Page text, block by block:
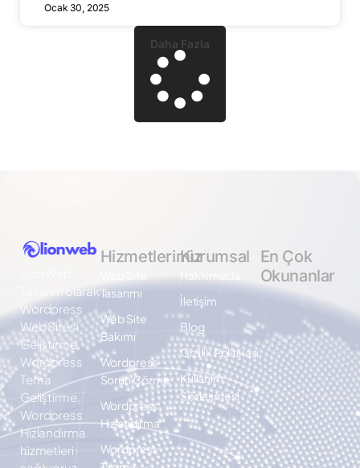
Ocak 30, 2025
Daha Fazla
Tasarım olarak
Wordpress
Web Sitesi
Geliştirme,
Wordpress
Tema
Geliştirme,
Wordpress
Hızlandırma
hizmetleri
Hizmetlerimiz
Tasarımı
Web Site
Bakımı
Wordpress
Sorun Çözme
Wordpress
Hızlandırma
Wordpress
Kurumsal
Hakkımızda
İletişim
Blog
Gizlilik Politikası
Kullanım
Sözleşmesi
En Çok
Okunanlar